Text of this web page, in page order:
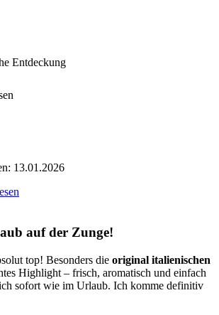
Entdeckung
13.01.2026
auf der Zunge!
top! Besonders die original italienischen
Highlight – frisch, aromatisch und einfach
sofort wie im Urlaub. Ich komme definitiv